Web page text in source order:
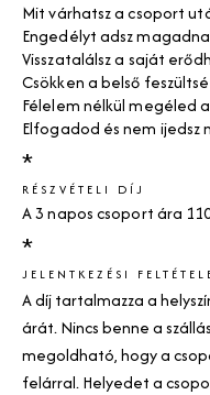
Mit várhatsz a csoport
Engedélyt adsz
Visszatalálsz a saját
Csökken a belső
Félelem nélkül megéled
Elfogadod és nem
*
RÉSZVÉTELI DÍJ
A 3 napos csoport ára
*
JELENTKEZÉSI
A díj tartalmazza a
árát. Nincs benne a
megoldható, hogy a
felárral. Helyedet a